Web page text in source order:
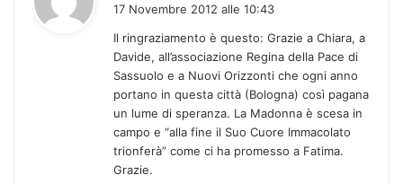
e
t
t
17 Novembre 2012 alle 10:43
Il ringraziamento è questo: Grazie a Chiara, a
Davide, all’associazione Regina della Pace di
Sassuolo e a Nuovi Orizzonti che ogni anno
portano in questa città (Bologna) così pagana
un lume di speranza. La Madonna è scesa in
campo e “alla fine il Suo Cuore Immacolato
trionferà” come ci ha promesso a Fatima.
Grazie.